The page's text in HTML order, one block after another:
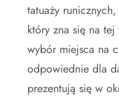
tatuaży
który zna się na tej
wybór miejsca na
odpowiednie dla
prezentują się w